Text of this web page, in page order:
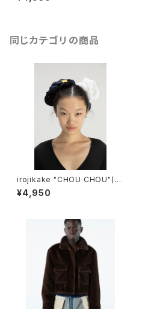
同じカテゴリの商品
irojikake "CHOU CHOU"(W
HITE)
¥4,950